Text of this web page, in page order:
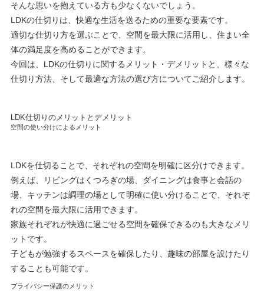
そんな思いを抱えている方も少なくないでしょう。
LDKの仕切りは、快適な生活を送るための重要な要素です。
適切な仕切り方を選ぶことで、空間を最大限に活用し、住まい全
体の満足度を高めることができます。
今回は、LDKの仕切りに関するメリット・デメリットと、様々な
仕切り方法、そして最適な方法の選び方についてご紹介します。
LDK仕切りのメリットとデメリット
空間の使い分けによるメリット
LDKを仕切ることで、それぞれの空間を明確に区分けできます。
例えば、リビングはくつろぎの場、ダイニングは食事と会話の
場、キッチンは調理の場として明確に使い分けることで、それぞ
れの空間を最大限に活用できます。
家族それぞれが快適に過ごせる空間を確保できるのも大きなメリ
ットです。
子どもが勉強するスペースを確保したり、趣味の部屋を設けたり
することも可能です。
プライバシー保護のメリット